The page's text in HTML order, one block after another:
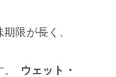
限が長く、
ウェット・